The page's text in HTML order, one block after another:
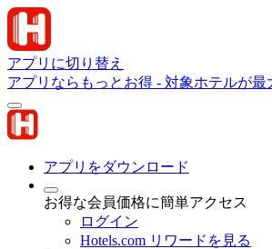
アプリに切り替え
アプリならもっとお得 - 対象ホテルが最
アプリをダウンロード
お得な会員価格に簡単アクセス
ログイン
Hotels.com リワードを見る